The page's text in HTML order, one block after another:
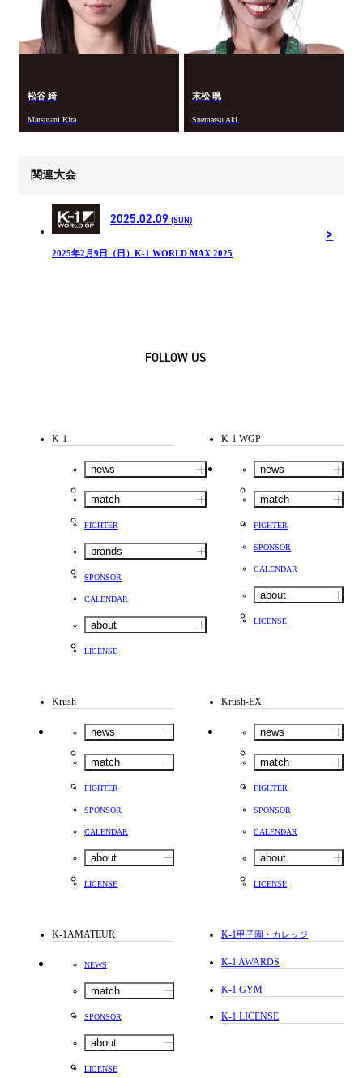
松谷 綺
Matsutani Kira
末松 晄
Suematsu Aki
関連大会
2025.02.09 (SUN)
2025年2月9日（日）K-1 WORLD MAX 2025
FOLLOW US
K-1
news
match
FIGHTER
brands
SPONSOR
CALENDAR
about
LICENSE
K-1 WGP
news
match
FIGHTER
SPONSOR
CALENDAR
about
LICENSE
Krush
news
match
FIGHTER
SPONSOR
CALENDAR
about
LICENSE
Krush-EX
news
match
FIGHTER
SPONSOR
CALENDAR
about
LICENSE
K-1AMATEUR
NEWS
match
SPONSOR
about
LICENSE
K-1甲子園・カレッジ
K-1 AWARDS
K-1 GYM
K-1 LICENSE